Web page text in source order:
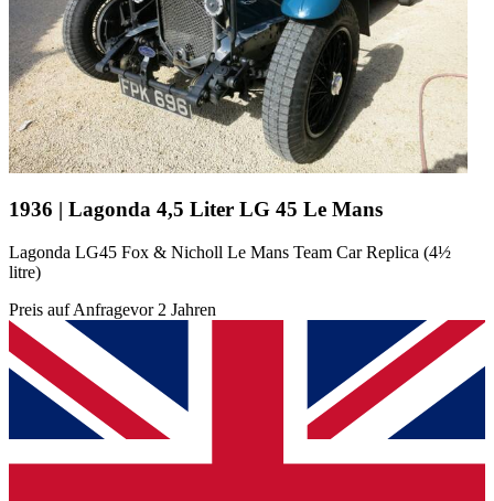
1936 | Lagonda 4,5 Liter LG 45 Le Mans
Lagonda LG45 Fox & Nicholl Le Mans Team Car Replica (4½
litre)
Preis auf Anfragevor 2 Jahren